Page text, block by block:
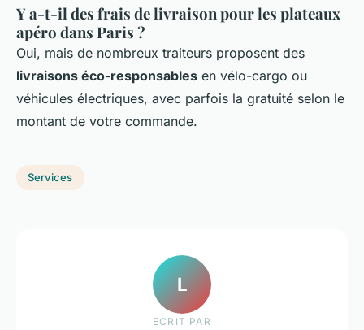
Y a-t-il des frais de livraison pour les plateaux
apéro dans Paris ?
Oui, mais de nombreux traiteurs proposent des
livraisons éco-responsables en vélo-cargo ou
véhicules électriques, avec parfois la gratuité selon le
montant de votre commande.
Services
L
ECRIT PAR